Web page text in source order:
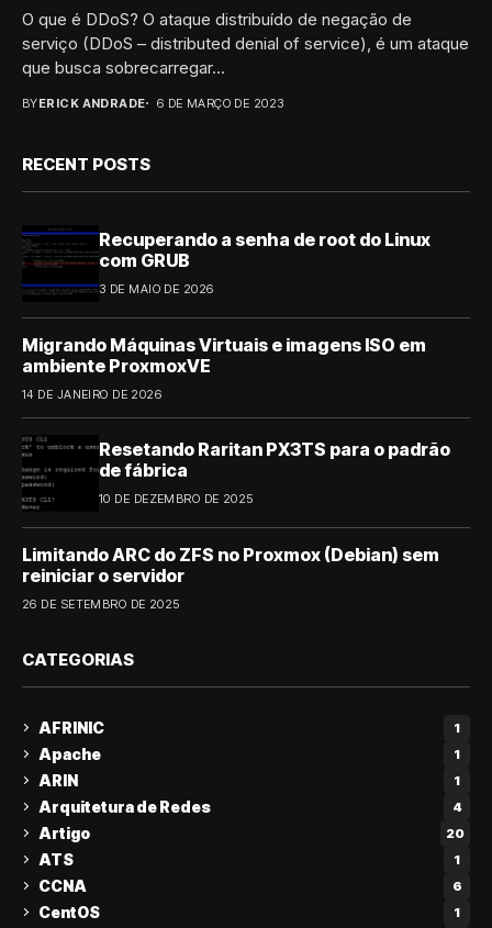
O que é DDoS? O ataque distribuído de negação de
serviço (DDoS – distributed denial of service), é um ataque
que busca sobrecarregar...
BYERICK ANDRADE 6 DE MARÇO DE 2023
RECENT POSTS
Recuperando a senha de root do Linux
com GRUB
3 DE MAIO DE 2026
Migrando Máquinas Virtuais e imagens ISO em
ambiente ProxmoxVE
14 DE JANEIRO DE 2026
Resetando Raritan PX3TS para o padrão
de fábrica
10 DE DEZEMBRO DE 2025
Limitando ARC do ZFS no Proxmox (Debian) sem
reiniciar o servidor
26 DE SETEMBRO DE 2025
CATEGORIAS
AFRINIC 1
Apache 1
ARIN 1
Arquitetura de Redes 4
Artigo 20
ATS 1
CCNA 6
CentOS 1